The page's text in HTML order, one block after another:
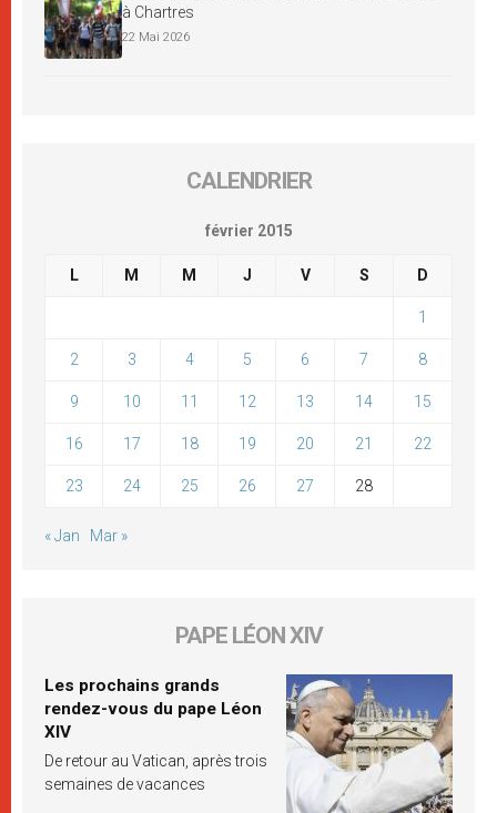
à Chartres
22 Mai 2026
CALENDRIER
février 2015
L M M J V S D
1
2 3 4 5 6 7 8
9 10 11 12 13 14 15
16 17 18 19 20 21 22
23 24 25 26 27 28
« Jan Mar »
PAPE LÉON XIV
Les prochains grands
rendez-vous du pape Léon
XIV
De retour au Vatican, après trois
semaines de vacances